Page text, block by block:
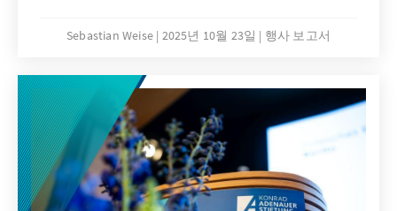
und Marek Prawda.
Sebastian Weise 2025년 10월 23일 행사 보고서